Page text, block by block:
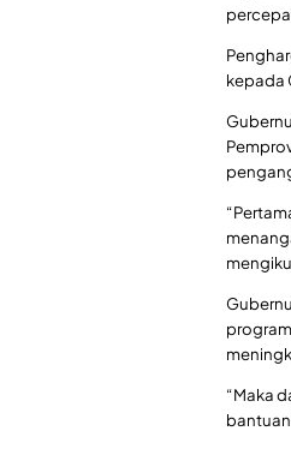
kepada
“Maka